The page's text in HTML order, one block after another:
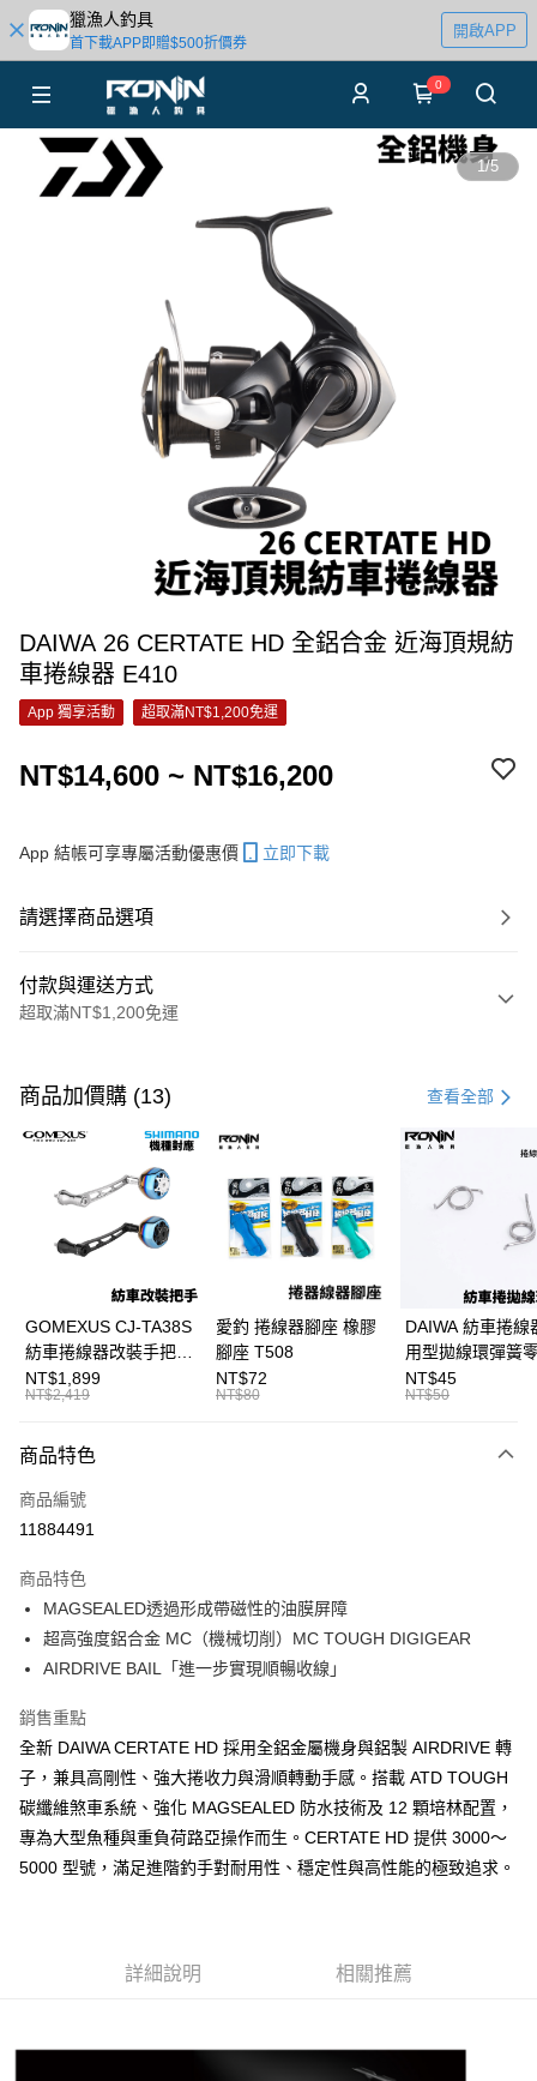
獵漁人釣具
首下載APP即贈$500折價券
開啟APP
0
1/5
DAIWA 26 CERTATE HD 全鋁合金 近海頂規紡
車捲線器 E410
App 獨享活動 超取滿NT$1,200免運
NT$14,600 ~ NT$16,200
App 結帳可享專屬活動優惠價 立即下載
請選擇商品選項
付款與運送方式
超取滿NT$1,200免運
信用卡一次付款
信用卡分期付款
3 期 0 利率 每期 NT$4,866
合作金庫商業銀行
第一商業銀行
華南商業銀行
彰化商業銀行
台北富邦商業銀行
國泰世華商業銀行
兆豐國際商業銀行
台中商業銀行
匯豐（台灣）商業銀行
華泰商業銀行
聯邦商業銀行
元大商業銀行
台灣樂天信用卡公司
悠遊付
大哥付你分期
【大哥付你分期使用說明】
2.付款方式選擇「大哥付你分期」，訂單成立後會自動跳轉到大哥付的交易
流程，驗證手機門號後，選擇欲分期的期數、繳款截止日，確認付款後即完
4.訂單成立30分鐘內，如未前往確認交易或遇審核未通過，訂單將自動取
消。如遇「轉專審核」未通過狀況，表示未達大哥付你分期系統評分，恕無
法說明評估內容。
【繳款方式說明】
1.分期款項不併入電信帳單，「大哥付你分期」於每月結算日後寄送繳費提
2.透過簡訊連結打開帳單後，可選擇「超商條碼／台灣大直營門市／銀行轉
帳／街口支付／iPASS MONEY」等通路繳費。
【注意事項】
1.本服務係由「台灣大哥大股份有限公司」（以下簡稱本公司）所提供，讓
用戶於交易時，得透過本服務購買商品或服務，並由商店將買賣／分期付款
買賣價金債權讓與本公司後，依約使用本公司帳單繳交帳款。
2.基於同意付款使用「大哥付你分期」之契約關係目的，商店將以您的個人
相關說明
【關於「AFTEE先享後付」】
便利好安心！
２．便利：只要手機號碼，簡訊認證，即可結帳。
３．安心：先確認商品／服務後，再付款。
【「AFTEE先享後付」結帳流程】
結帳頁面，進行簡訊認證並確認金額後，即可完成結帳。
２．訂單成立數日內，您將收到繳費通知簡訊。
３．收到繳費通知簡訊後14天內，點擊此簡訊中的連結，可透過四大超商／
ATM／網路銀行／等多元方式進行付款，方視為交易完成。
※ 請注意：結帳手續完成當下不需立刻繳費，但若您需要取消訂單，請聯絡
購買商品的店家。未經商家同意取消之訂單仍視為有效，需透過AFTEE先享
※ 交易是否成功請以「AFTEE先享後付 」之結帳頁面顯示為準，若有關於
１．透過由恩沛科技股份有限公司提供之「AFTEE先享後付」服務完成之交
２．關於個人資料處理事宜，請瀏覽以下網址：
貨到付款
運送方式
每筆NT$60，滿NT$1,200(含以上)免運費
付款後全家取貨
每筆NT$60，滿NT$1,200(含以上)免運費
7-11取貨付款
每筆NT$60，滿NT$1,200(含以上)免運費
商品加價購 (13) 查看全部
GOMEXUS CJ-TA38S
紡車捲線器改裝手把
SHIMANO改裝品 紡車
改裝手把 I052
NT$1,899
NT$2,419
愛釣 捲線器腳座 橡膠
腳座 T508
NT$72
NT$80
DAIWA 紡車捲線
用型拋線環彈簧
線規 耳朵彈簧 紡
零件 T927
NT$45
NT$50
商品特色
商品編號
11884491
商品特色
MAGSEALED透過形成帶磁性的油膜屏障
超高強度鋁合金 MC（機械切削）MC TOUGH DIGIGEAR
AIRDRIVE BAIL「進一步實現順暢收線」
銷售重點
全新 DAIWA CERTATE HD 採用全鋁金屬機身與鋁製 AIRDRIVE 轉
子，兼具高剛性、強大捲收力與滑順轉動手感。搭載 ATD TOUGH
碳纖維煞車系統、強化 MAGSEALED 防水技術及 12 顆培林配置，
專為大型魚種與重負荷路亞操作而生。CERTATE HD 提供 3000～
5000 型號，滿足進階釣手對耐用性、穩定性與高性能的極致追求。
詳細說明 相關推薦